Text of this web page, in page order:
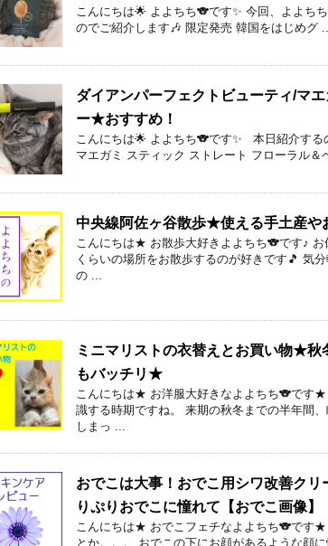
こんにちは🌟 よよちち🐨です✨ 今回、よよち
のでご紹介します🎶 限定発売 韓国をはじめグ
ダイアンパーフェクトビューティ/マ
ー★おすすめ！
こんにちは🌟 よよちち🐨です✨ 本日紹介す
マエガミ スティック ストレート フローラル＆
中央線阿佐ヶ谷散歩★使える手土産
こんにちは★ お散歩大好きよよちち🐨です♪
くらいの場所をお散歩するのが好きです🎵 気
の ...
ミニマリストの衣替えとお買い物★秋
もバッチリ★
こんにちは★ お洋服大好きなよよちち🐨です
識する時期ですね。 来期の秋冬までの半年間
しまっ ...
おでこは大事！おでこ用シワ改善ク
りぷりおでこに憧れて【おでこ画像】
こんにちは★ おでこフェチなよよちち🐨です
とか。。。 おでこの下にお顔があるような顔